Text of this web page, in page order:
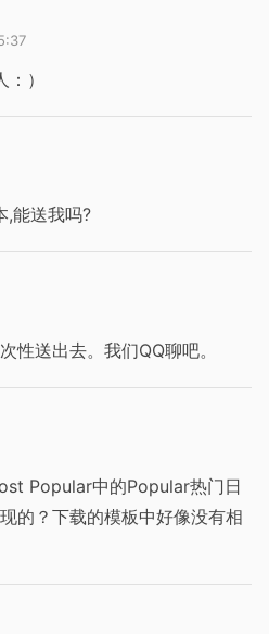
）
,能送我吗?
性送出去。我们QQ聊吧。
Popular中的Popular热门日
的？下载的模板中好像没有相